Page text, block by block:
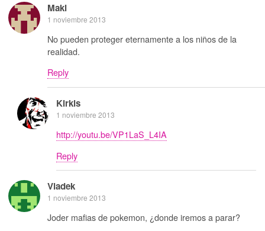
Maki
1 noviembre 2013
No pueden proteger eternamente a los niños de la
realidad.
Reply
Kirkis
1 noviembre 2013
http://youtu.be/VP1LaS_L4IA
Reply
Vladek
1 noviembre 2013
Joder mafias de pokemon, ¿donde iremos a parar?